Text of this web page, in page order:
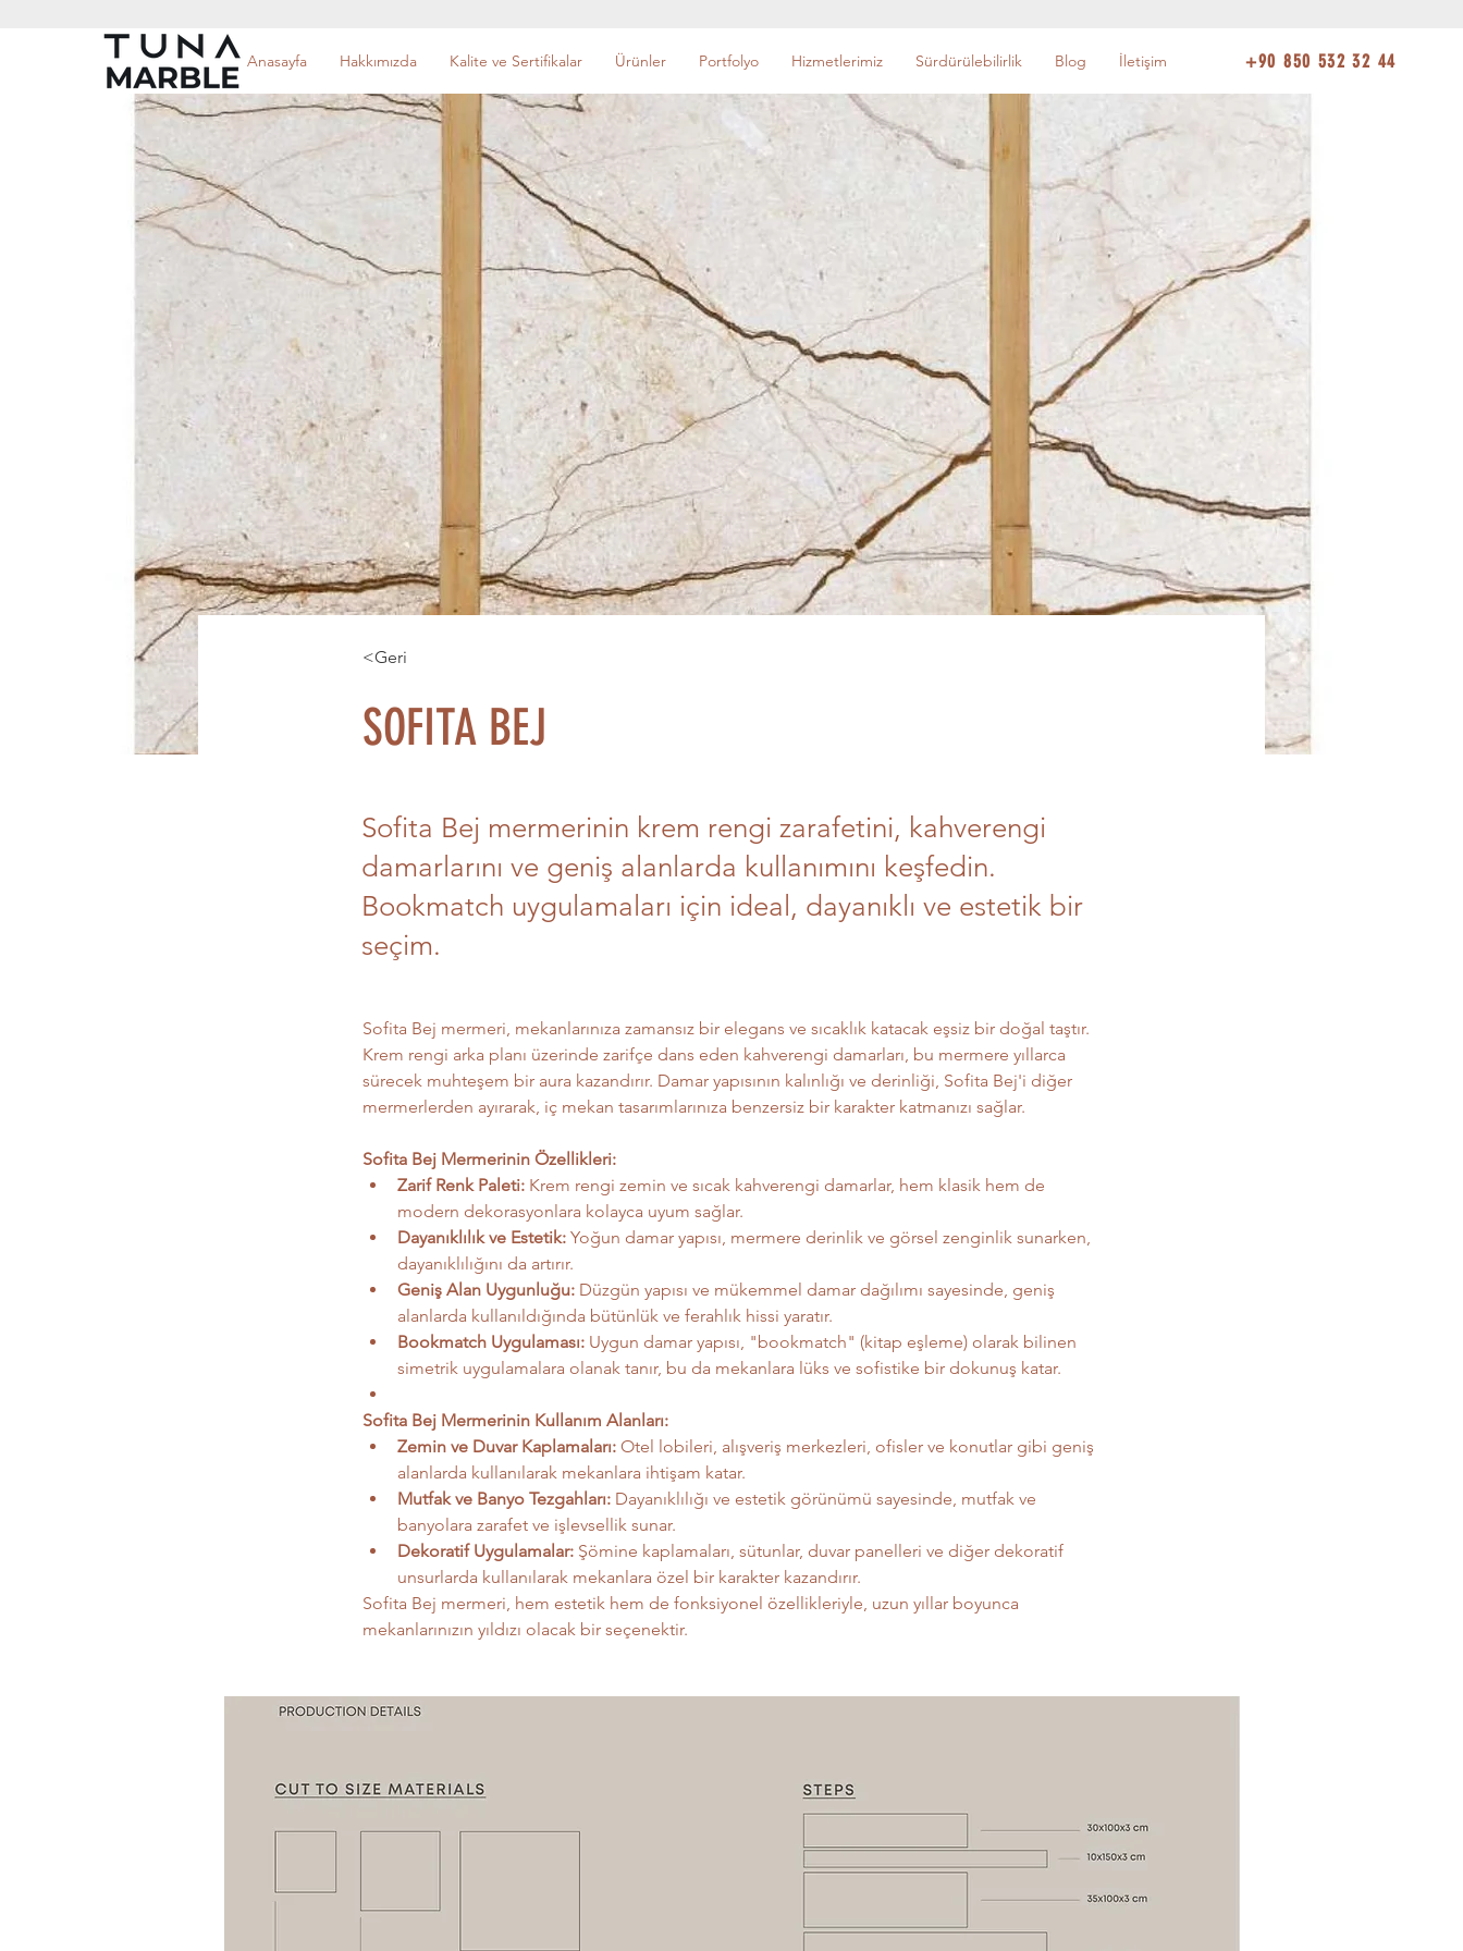
+90 850 532 32 44
Anasayfa Hakkımızda Kalite ve Sertifikalar Ürünler Portfolyo Hizmetlerimiz Sürdürülebilirlik Blog İletişim
<Geri
SOFITA BEJ
Sofita Bej mermerinin krem rengi zarafetini, kahverengi
damarlarını ve geniş alanlarda kullanımını keşfedin.
Bookmatch uygulamaları için ideal, dayanıklı ve estetik bir
seçim.
Sofita Bej mermeri, mekanlarınıza zamansız bir elegans ve sıcaklık katacak eşsiz bir doğal taştır.
Krem rengi arka planı üzerinde zarifçe dans eden kahverengi damarları, bu mermere yıllarca
sürecek muhteşem bir aura kazandırır. Damar yapısının kalınlığı ve derinliği, Sofita Bej'i diğer
mermerlerden ayırarak, iç mekan tasarımlarınıza benzersiz bir karakter katmanızı sağlar.
Sofita Bej Mermerinin Özellikleri:
Zarif Renk Paleti: Krem rengi zemin ve sıcak kahverengi damarlar, hem klasik hem de
modern dekorasyonlara kolayca uyum sağlar.
Dayanıklılık ve Estetik: Yoğun damar yapısı, mermere derinlik ve görsel zenginlik sunarken,
dayanıklılığını da artırır.
Geniş Alan Uygunluğu: Düzgün yapısı ve mükemmel damar dağılımı sayesinde, geniş
alanlarda kullanıldığında bütünlük ve ferahlık hissi yaratır.
Bookmatch Uygulaması: Uygun damar yapısı, "bookmatch" (kitap eşleme) olarak bilinen
simetrik uygulamalara olanak tanır, bu da mekanlara lüks ve sofistike bir dokunuş katar.
Sofita Bej Mermerinin Kullanım Alanları:
Zemin ve Duvar Kaplamaları: Otel lobileri, alışveriş merkezleri, ofisler ve konutlar gibi geniş
alanlarda kullanılarak mekanlara ihtişam katar.
Mutfak ve Banyo Tezgahları: Dayanıklılığı ve estetik görünümü sayesinde, mutfak ve
banyolara zarafet ve işlevsellik sunar.
Dekoratif Uygulamalar: Şömine kaplamaları, sütunlar, duvar panelleri ve diğer dekoratif
unsurlarda kullanılarak mekanlara özel bir karakter kazandırır.
Sofita Bej mermeri, hem estetik hem de fonksiyonel özellikleriyle, uzun yıllar boyunca
mekanlarınızın yıldızı olacak bir seçenektir.